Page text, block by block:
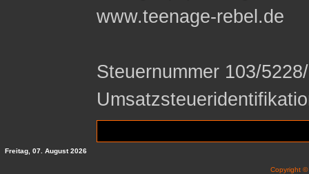
www.teenage-rebel.de
Steuernummer 103/
Freitag, 07. August 2026
Copyright